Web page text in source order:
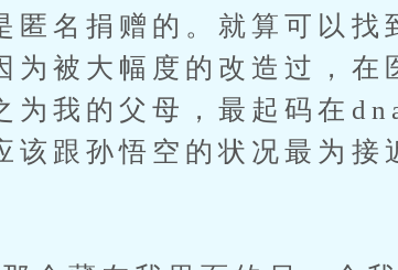
匿名捐赠的。就算可以找
为被大幅度的改造过，在
为我的父母，最起码在
该跟孙悟空的状况最为接